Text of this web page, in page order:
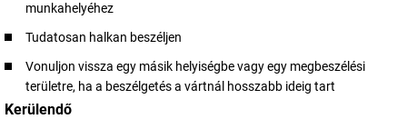
munkahelyéhez
Tudatosan halkan beszéljen
Vonuljon vissza egy másik helyiségbe vagy egy megbeszélési
területre, ha a beszélgetés a vártnál hosszabb ideig tart
Kerülendő